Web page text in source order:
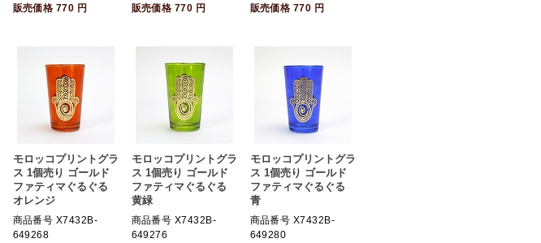
販売価格 770 円
販売価格 770 円
販売価格 770 円
モロッコプリントグラ
ス 1個売り ゴールド
ファティマぐるぐる
オレンジ
商品番号 X7432B-
649268
モロッコプリントグラ
ス 1個売り ゴールド
ファティマぐるぐる
黄緑
商品番号 X7432B-
649276
モロッコプリントグラ
ス 1個売り ゴールド
ファティマぐるぐる
青
商品番号 X7432B-
649280